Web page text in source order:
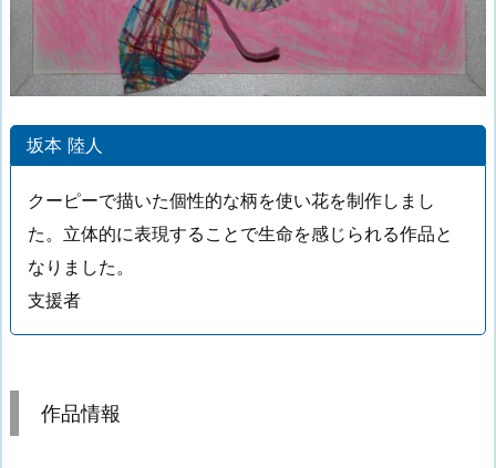
坂本 陸人
クーピーで描いた個性的な柄を使い花を制作しまし
た。立体的に表現することで生命を感じられる作品と
なりました。
支援者
作品情報